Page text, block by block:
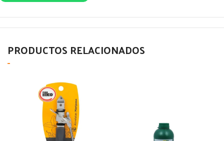
PRODUCTOS RELACIONADOS